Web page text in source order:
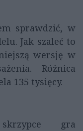
sprawdzić, w
Jak szaleć to
wersję w
Różnica
135 tysięcy.
gra